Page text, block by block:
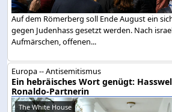
Auf dem Römerberg soll Ende August ein
gegen Judenhass gesetzt werden. Nach
Aufmärschen, offenen...
Europa -- Antisemitismus
Ein hebräisches Wort genügt:
Ronaldo-Partnerin
The White House